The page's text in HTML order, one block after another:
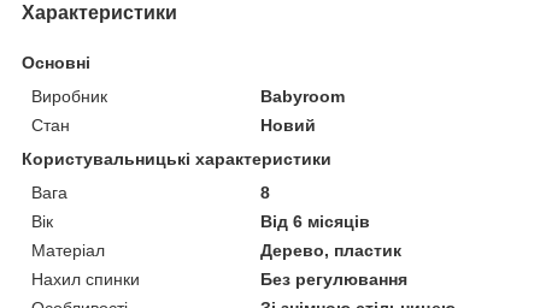
Характеристики
Основні
Виробник
Babyroom
Стан
Новий
Користувальницькі характеристики
Вага
8
Вік
Від 6 місяців
Матеріал
Дерево, пластик
Нахил спинки
Без регулювання